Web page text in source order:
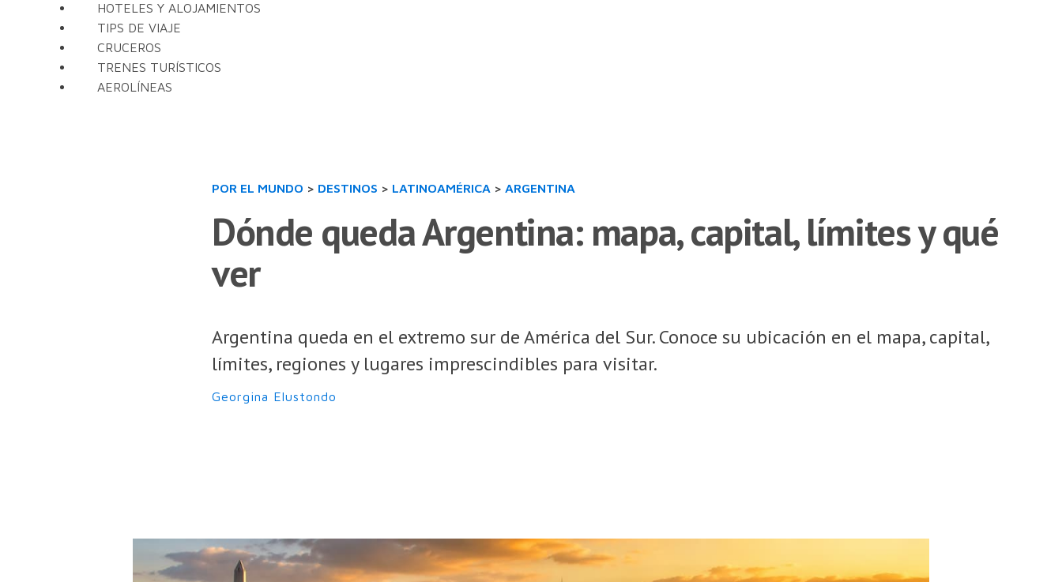
HOTELES Y ALOJAMIENTOS
TIPS DE VIAJE
CRUCEROS
TRENES TURÍSTICOS
AEROLÍNEAS
POR EL MUNDO > DESTINOS > LATINOAMÉRICA > ARGENTINA
Dónde queda Argentina: mapa, capital, límites y qué
ver
Argentina queda en el extremo sur de América del Sur. Conoce su ubicación en el mapa, capital,
límites, regiones y lugares imprescindibles para visitar.
Georgina Elustondo